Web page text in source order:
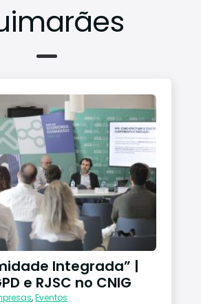
Integrada” |
e RJSC no CNIG
,Eventos